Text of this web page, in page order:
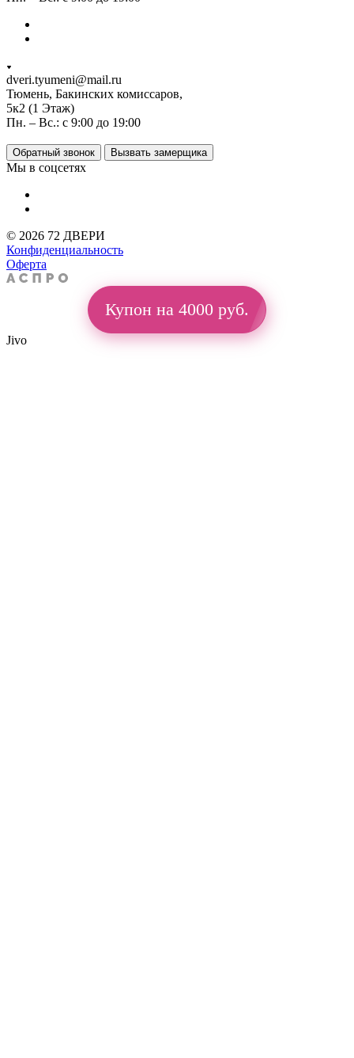
dveri.tyumeni@mail.ru
Тюмень, Бакинских комиссаров,
5к2 (1 Этаж)
Пн. – Вс.: с 9:00 до 19:00
Обратный звонок Вызвать замерщика
Мы в соцсетях
© 2026 72 ДВЕРИ
Конфиденциальность
Оферта
Купон на 4000 руб.
Jivo